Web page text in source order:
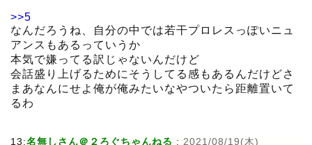
>>5
なんだろうね、自分の中では若干プロレスっぽいニュ
アンスもあるっていうか
本気で嫌ってる訳じゃないんだけど
会話盛り上げるためにそうしてる感もあるんだけどさ
まあなんにせよ俺が俺みたいなやついたら距離置いて
るわ
13:名無しさん＠２ろぐちゃんねる : 2021/08/19(木)